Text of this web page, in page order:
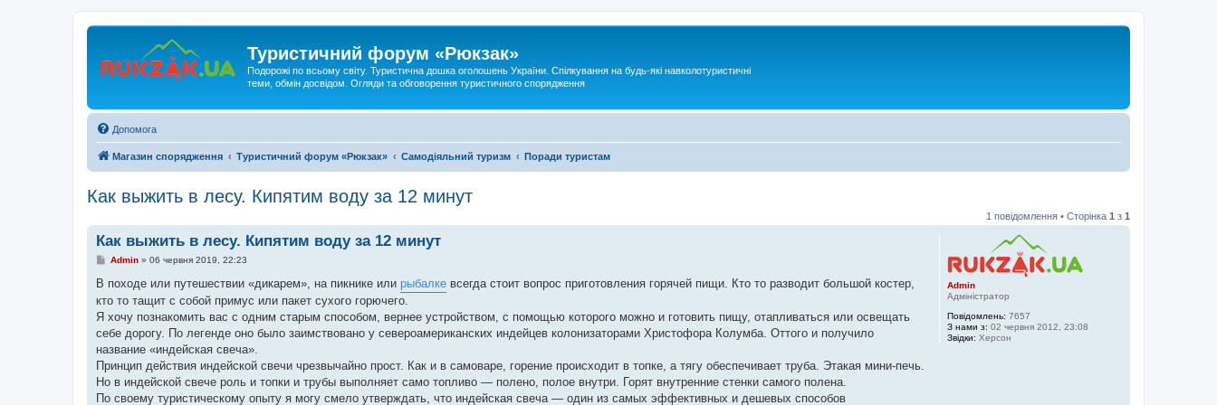
Туристичний форум «Рюкзак»
Подорожі по всьому світу. Туристична дошка оголошень України. Спілкування на будь-які навколотуристичні
теми, обмін досвідом. Огляди та обговорення туристичного спорядження
Допомога
Магазин спорядження Туристичний форум «Рюкзак» Самодіяльний туризм Поради туристам
Как выжить в лесу. Кипятим воду за 12 минут
1 повідомлення • Сторінка 1 з 1
Admin
Адміністратор
Повідомлень: 7657
З нами з: 02 червня 2012, 23:08
Звідки: Херсон
Как выжить в лесу. Кипятим воду за 12 минут
П
в
д
о
м
л
е
н
н
я
Admin» 06 червня 2019, 22:23
В походе или путешествии «дикарем», на пикнике или рыбалке всегда стоит вопрос приготовления горячей пищи. Кто то разводит большой костер,
кто то тащит с собой примус или пакет сухого горючего.
Я хочу познакомить вас с одним старым способом, вернее устройством, с помощью которого можно и готовить пищу, отапливаться или освещать
себе дорогу. По легенде оно было заимствовано у североамериканских индейцев колонизаторами Христофора Колумба. Оттого и получило
название «индейская свеча».
Принцип действия индейской свечи чрезвычайно прост. Как и в самоваре, горение происходит в топке, а тягу обеспечивает труба. Этакая мини-печь.
Но в индейской свече роль и топки и трубы выполняет само топливо — полено, полое внутри. Горят внутренние стенки самого полена.
По своему туристическому опыту я могу смело утверждать, что индейская свеча — один из самых эффективных и дешевых способов